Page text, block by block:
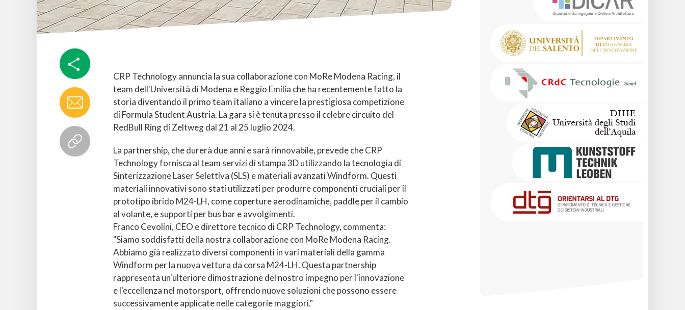
CRP Technology annuncia la sua collaborazione con MoRe Modena Racing, il
team dell'Università di Modena e Reggio Emilia che ha recentemente fatto la
storia diventando il primo team italiano a vincere la prestigiosa competizione
di Formula Student Austria. La gara si è tenuta presso il celebre circuito del
RedBull Ring di Zeltweg dal 21 al 25 luglio 2024.
La partnership, che durerà due anni e sarà rinnovabile, prevede che CRP
Technology fornisca al team servizi di stampa 3D utilizzando la tecnologia di
Sinterizzazione Laser Selettiva (SLS) e materiali avanzati Windform. Questi
materiali innovativi sono stati utilizzati per produrre componenti cruciali per il
prototipo ibrido M24-LH, come coperture aerodinamiche, paddle per il cambio
al volante, e supporti per bus bar e avvolgimenti.
Franco Cevolini, CEO e direttore tecnico di CRP Technology, commenta:
"Siamo soddisfatti della nostra collaborazione con MoRe Modena Racing.
Abbiamo già realizzato diversi componenti in vari materiali della gamma
Windform per la nuova vettura da corsa M24-LH. Questa partnership
rappresenta un'ulteriore dimostrazione del nostro impegno per l'innovazione
e l'eccellenza nel motorsport, offrendo nuove soluzioni che possono essere
successivamente applicate nelle categorie maggiori."